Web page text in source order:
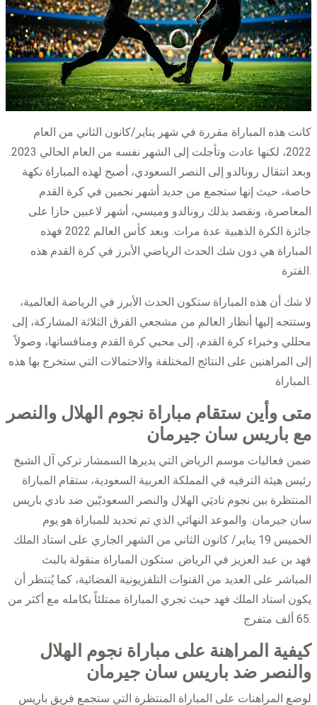
كانت هذه المباراة مقررة في شهر يناير/كانون الثاني من العام
وبعد انتقال رونالدو إلى النصر السعودي، أصبح لهذه المباراة نكهة
خاصة، حيث إنها ستجمع من جديد أشهر نجمين في كرة القدم
المعاصرة، ونقصد بذلك رونالدو وميسي، أشهر لاعبين حازا على
جائزة الكرة الذهبية عدة مرات. وبعد كأس العالم 2022 فهذه
المباراة هي دون شك الحدث الرياضي الأبرز في كرة القدم هذه
لا شك أن هذه المباراة ستكون الحدث الأبرز في الرياضة العالمية،
وستتجه إليها أنظار العالم من مشجعي الفرق الثلاثة المشاركة، إلى
محللي وخبراء كرة القدم، إلى محبي كرة القدم ومنافساتها، وصولاً
إلى المراهنين على النتائج المختلفة والاحتمالات التي ستخرج بها هذه
متى وأين ستقام مباراة نجوم الهلال والنصر
مع باريس سان جيرمان
ضمن فعاليات موسم الرياض التي يديرها السمشار تركي آل الشيخ
رئيس هيئة الترفيه في المملكة العربية السعودية، ستقام المباراة
المنتظرة بين نجوم ناديَي الهلال والنصر السعوديّين ضد نادي باريس
سان جيرمان. والموعد النهائي الذي تم تحديد للمباراة هو يوم
الخميس 19 يناير/ كانون الثاني من الشهر الجاري على استاد الملك
فهد بن عبد العزيز في الرياض. ستكون المباراة منقولة بالبث
المباشر على العديد من القنوات التلفزيونية الفضائية، كما يُنتظر أن
يكون استاد الملك فهد حيث تجري المباراة ممتلئاً بكامله مع أكثر من
كيفية المراهنة على مباراة نجوم الهلال
والنصر ضد باريس سان جيرمان
لوضع المراهنات على المباراة المنتظرة التي ستجمع فريق باريس